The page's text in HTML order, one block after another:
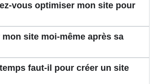
vous optimiser mon site pour
site moi-même après sa
faut-il pour créer un site